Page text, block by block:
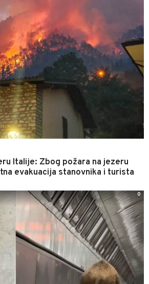
Italije: Zbog požara na jezeru
evakuacija stanovnika i turista
0